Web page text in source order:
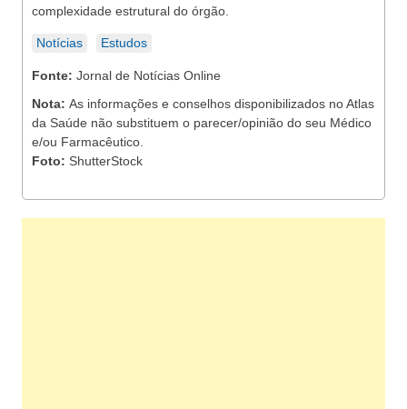
complexidade estrutural do órgão.
Notícias Estudos
Fonte: Jornal de Notícias Online
Nota: As informações e conselhos disponibilizados no Atlas
da Saúde não substituem o parecer/opinião do seu Médico
e/ou Farmacêutico.
Foto: ShutterStock